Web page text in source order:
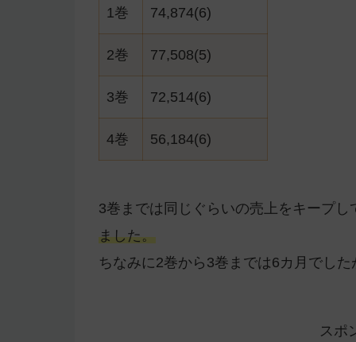
1巻 74,874(6)
2巻 77,508(5)
3巻 72,514(6)
4巻 56,184(6)
3巻までは同じぐらいの売上をキープし
ました。
ちなみに2巻から3巻までは6カ月でし
スポ